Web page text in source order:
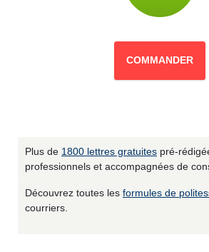
COMMANDER
Plus de 1800 lettres gratuites pré-
professionnels et accompagnées de
Découvrez toutes les formules de
courriers.